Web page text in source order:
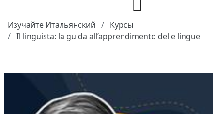
Изучайте Итальянский
Курсы
Il linguista: la guida all’apprendimento delle lingue